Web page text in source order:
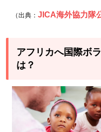
（出典： JICA海外協力隊
アフリカへ国際ボ
は？